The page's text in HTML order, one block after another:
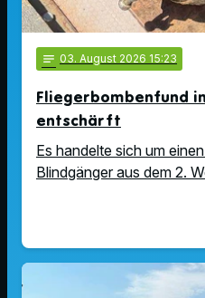
notes 03. August 2026 15:23
Fliegerbombenfund
entschärft
Es handelte sich um
Blindgänger aus dem 2.